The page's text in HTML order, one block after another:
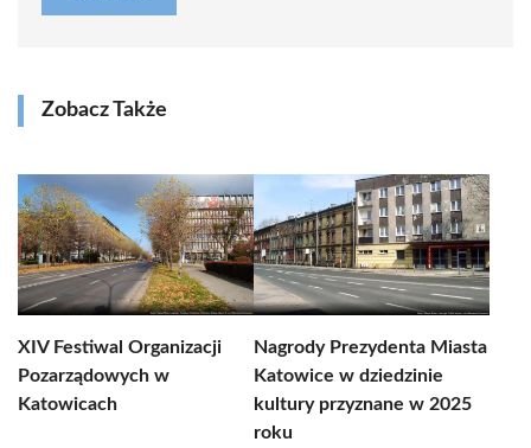
Zobacz Także
XIV Festiwal Organizacji
Pozarządowych w
Katowicach
Nagrody Prezydenta Miasta
Katowice w dziedzinie
kultury przyznane w 2025
roku